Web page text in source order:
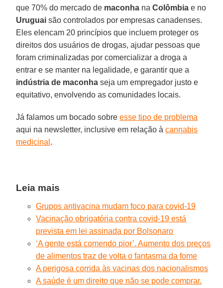
que 70% do mercado de maconha naColômbia e no
Uruguai são controlados por empresas canadenses.
Eles elencam 20 princípios que incluem proteger os
direitos dos usuários de drogas, ajudar pessoas que
foram criminalizadas por comercializar a droga a
entrar e se manter na legalidade, e garantir que a
indústria de maconha seja um empregador justo e
equitativo, envolvendo as comunidades locais.
Já falamos um bocado sobreesse tipo de problema
aqui na newsletter, inclusive em relação àcannabis
medicinal .
Leia mais
Grupos antivacina mudam foco para covid-19
Vacinação obrigatória contra covid-19 está
prevista em lei assinada por Bolsonaro
‘A gente está comendo pior’. Aumento dos preços
de alimentos traz de volta o fantasma da fome
A perigosa corrida às vacinas dos nacionalismos
A saúde é um direito que não se pode comprar.